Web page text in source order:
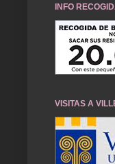
INFO
VISITAS A